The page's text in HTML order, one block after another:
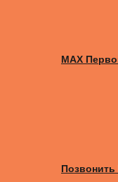
MAX
Позвонить